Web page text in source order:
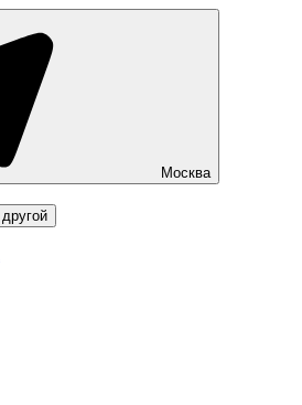
Москва
Выбрать другой